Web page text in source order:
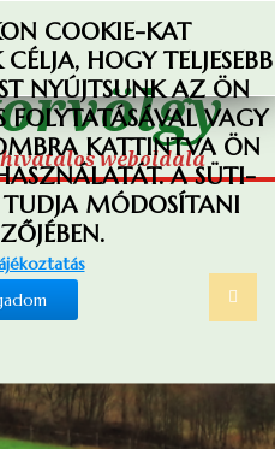
COOKIE-KAT
HOGY TELJESEBB
NYÚJTSUNK AZ ÖN
FOLYTATÁSÁVAL VAGY
KATTINTVA ÖN
A SÜTI-
MÓDOSÍTANI